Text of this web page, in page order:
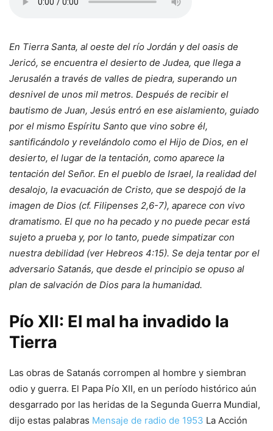
En Tierra Santa, al oeste del río Jordán y del oasis de
Jericó, se encuentra el desierto de Judea, que llega a
Jerusalén a través de valles de piedra, superando un
desnivel de unos mil metros. Después de recibir el
bautismo de Juan, Jesús entró en ese aislamiento, guiado
por el mismo Espíritu Santo que vino sobre él,
santificándolo y revelándolo como el Hijo de Dios, en el
desierto, el lugar de la tentación, como aparece la
tentación del Señor. En el pueblo de Israel, la realidad del
desalojo, la evacuación de Cristo, que se despojó de la
imagen de Dios (cf. Filipenses 2,6-7), aparece con vivo
dramatismo. El que no ha pecado y no puede pecar está
sujeto a prueba y, por lo tanto, puede simpatizar con
nuestra debilidad (ver Hebreos 4:15). Se deja tentar por el
adversario Satanás, que desde el principio se opuso al
plan de salvación de Dios para la humanidad.
Pío XII: El mal ha invadido la
Tierra
Las obras de Satanás corrompen al hombre y siembran
odio y guerra. El Papa Pío XII, en un período histórico aún
desgarrado por las heridas de la Segunda Guerra Mundial,
dijo estas palabras Mensaje de radio de 1953 La Acción